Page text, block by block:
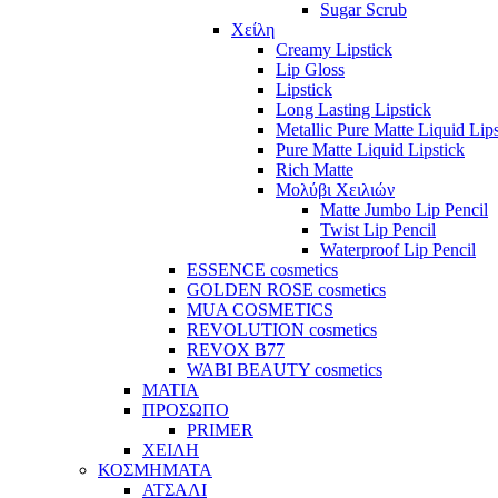
Sugar Scrub
Χείλη
Creamy Lipstick
Lip Gloss
Lipstick
Long Lasting Lipstick
Metallic Pure Matte Liquid
Pure Matte Liquid Lipstick
Rich Matte
Μολύβι Χειλιών
Matte Jumbo Lip Pencil
Twist Lip Pencil
Waterproof Lip Pencil
ESSENCE cosmetics
GOLDEN ROSE cosmetics
MUA COSMETICS
REVOLUTION cosmetics
REVOX B77
WABI BEAUTY cosmetics
ΜΑΤΙΑ
ΠΡΟΣΩΠΟ
PRIMER
ΧΕΙΛΗ
ΚΟΣΜΗΜΑΤΑ
ΑΤΣΑΛΙ